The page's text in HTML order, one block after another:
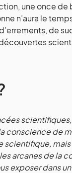
une once
n’aura le
de
de
arcanes de la
exposer dans